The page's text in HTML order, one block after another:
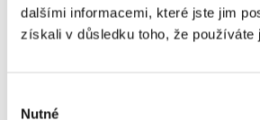
dalšími informacemi, které jste jim
získali v důsledku toho, že používáte
Nutné